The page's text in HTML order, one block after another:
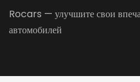
Rocars — улучшите свои
автомобилей